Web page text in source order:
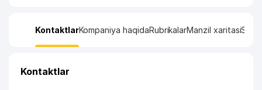
KontaktlarKompaniya haqidaRubrikalarManzil xaritasi
Kontaktlar